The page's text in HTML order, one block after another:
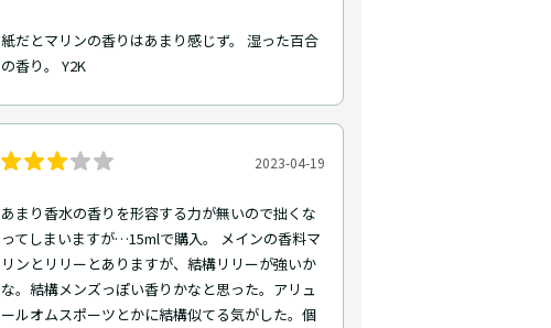
紙だとマリンの香りはあまり感じず。 湿った百合
の香り。 Y2K
2023-04-19
あまり香水の香りを形容する力が無いので拙くな
ってしまいますが…15mlで購入。 メインの香料マ
リンとリリーとありますが、結構リリーが強いか
な。結構メンズっぽい香りかなと思った。アリュ
ールオムスポーツとかに結構似てる気がした。個